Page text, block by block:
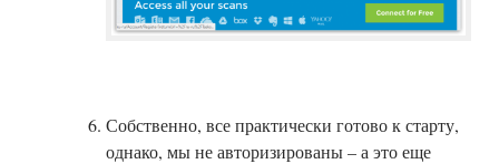
Собственно, все практически готово к старту,
однако, мы не авторизированы – а это еще